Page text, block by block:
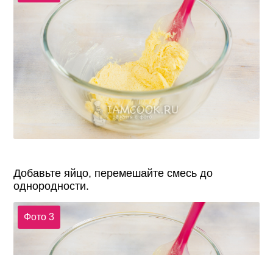
Добавьте яйцо, перемешайте смесь до
однородности.
Фото 3